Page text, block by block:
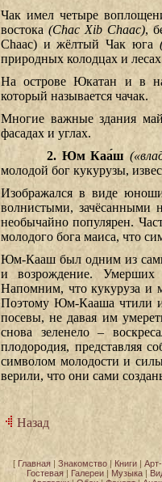
Чак имел четыре
востока(Chac Xib Chaac),
Chaac) и жёлтый Чак юга
природных колодцах и
На острове Юкатан и в
который называется чачак.
Многие важные здания
фасадах и углах.
2. Юм Каа́ш
молодой бог кукурузы,
Изображался в виде
волнистыми, зачёсанными
необычайно популярен.
молодого бога маиса, что
Юм-Кааш был одним из
и возрождение.
Напомним, что кукуруза и
Поэтому Юм-Кааша чтили
посевы, не давая им
снова зеленело –
плодородия, представляя
символом молодости и
верили, что они сами
Назад
[ Главная| Знакомство| Книги|
Гостевая | Галереи | Музыка |